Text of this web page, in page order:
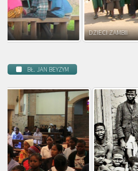
DZIECI ZAMBII
BŁ. JAN BEYZYM